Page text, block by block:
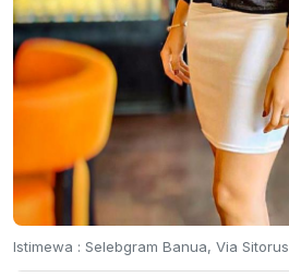
Istimewa : Selebgram Banua, Via Sitorus